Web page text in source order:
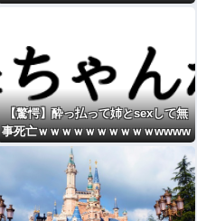
【驚愕】酔っ払って姉とsexして無
事死亡ｗｗｗｗｗｗｗｗｗｗwwww